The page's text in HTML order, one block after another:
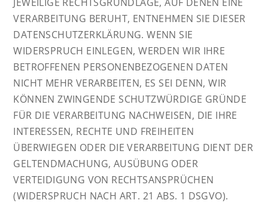
VERARBEITUNG BERUHT, ENTNEHMEN SIE DIESER
DATENSCHUTZERKLÄRUNG. WENN SIE
WIDERSPRUCH EINLEGEN, WERDEN WIR IHRE
BETROFFENEN PERSONENBEZOGENEN DATEN
NICHT MEHR VERARBEITEN, ES SEI DENN, WIR
KÖNNEN ZWINGENDE SCHUTZWÜRDIGE GRÜNDE
FÜR DIE VERARBEITUNG NACHWEISEN, DIE IHRE
INTERESSEN, RECHTE UND FREIHEITEN
ÜBERWIEGEN ODER DIE VERARBEITUNG DIENT DER
GELTENDMACHUNG, AUSÜBUNG ODER
VERTEIDIGUNG VON RECHTSANSPRÜCHEN
(WIDERSPRUCH NACH ART. 21 ABS. 1 DSGVO).